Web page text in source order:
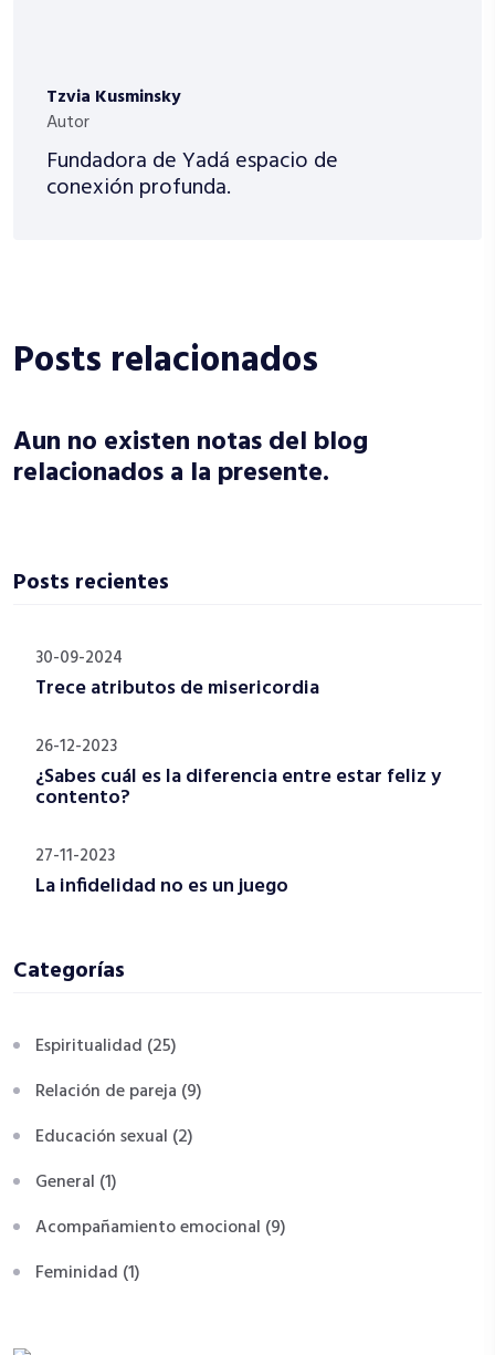
Tzvia Kusminsky
Autor
Fundadora de Yadá espacio de
conexión profunda.
Posts relacionados
Aun no existen notas del blog
relacionados a la presente.
Posts recientes
30-09-2024
Trece atributos de misericordia
26-12-2023
¿Sabes cuál es la diferencia entre estar feliz y
contento?
27-11-2023
La infidelidad no es un juego
Categorías
Espiritualidad (25)
Relación de pareja (9)
Educación sexual (2)
General (1)
Acompañamiento emocional (9)
Feminidad (1)